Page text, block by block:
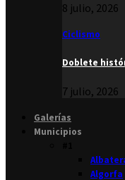
8 julio, 2026
Ciclismo
Doblete
7 julio, 2026
Galerías
Municipios
Algorfa